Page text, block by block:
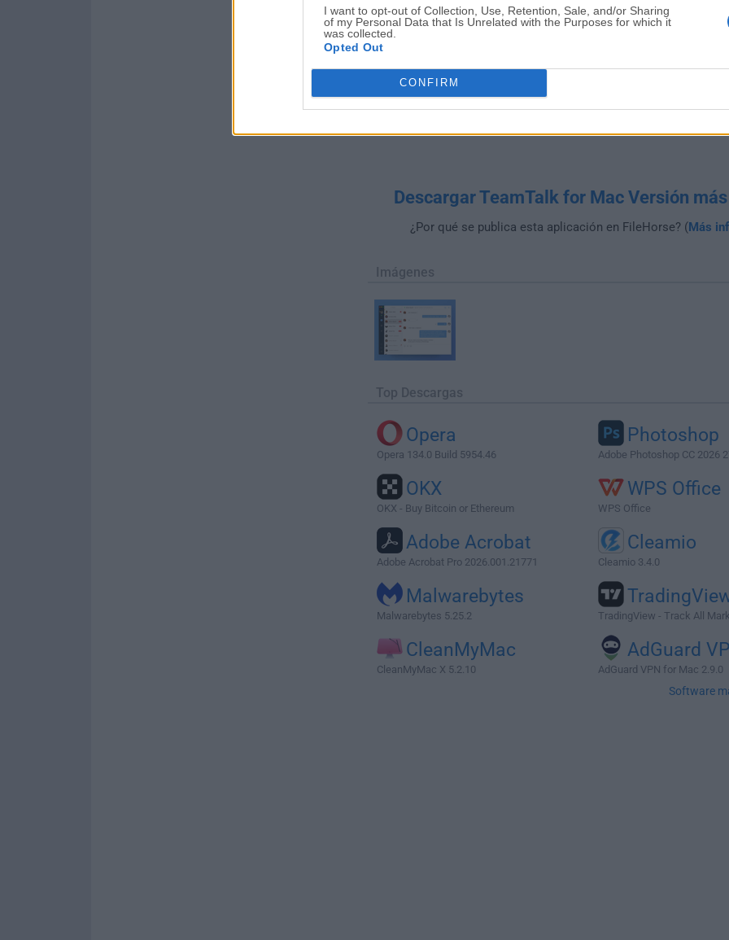
I want to opt-out of Collection, Use, Retention, Sale, and/or Sharing
of my Personal Data that Is Unrelated with the Purposes for which it
was collected.
Opted Out
CONFIRM
Descargar TeamTalk for Mac Versión
¿Por qué se publica esta aplicación en FileHorse? (Más
Imágenes
Top Descargas
Opera
Opera 134.0 Build 5954.46
Photoshop
Adobe Photoshop CC 2026
OKX
OKX - Buy Bitcoin or Ethereum
WPS Office
WPS Office
Adobe Acrobat
Adobe Acrobat Pro 2026.001.21771
Cleamio
Cleamio 3.4.0
Malwarebytes
Malwarebytes 5.25.2 TradingView - Track All
CleanMyMac
CleanMyMac X 5.2.10
AdGuard
AdGuard VPN for Mac 2.9.0
Software